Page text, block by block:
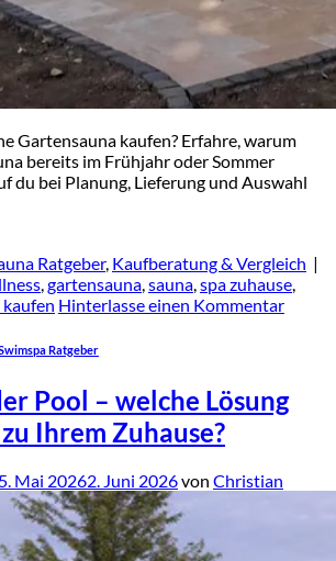
Übertragung Ihrer Daten
Gartensauna kaufen? Erfahre, warum
bereits im Frühjahr oder Sommer
du bei Planung, Lieferung und Auswahl
Ratgeber, Kaufberatung & Vergleich |
,gartensauna,sauna,spa zuhause,
Hinterlasse einen Kommentar
Ratgeber
Pool – welche Lösung
Ihrem Zuhause?
Mai 20262. Juni 2026von Christian